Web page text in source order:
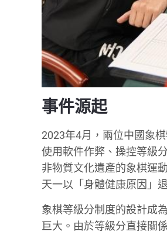
事件源起
2023年4月，兩位中國象
使用軟件作弊、操控等級
非物質文化遺產的象棋運
天一以「身體健康原因」
象棋等級分制度的設計成
巨大。由於等級分直接關